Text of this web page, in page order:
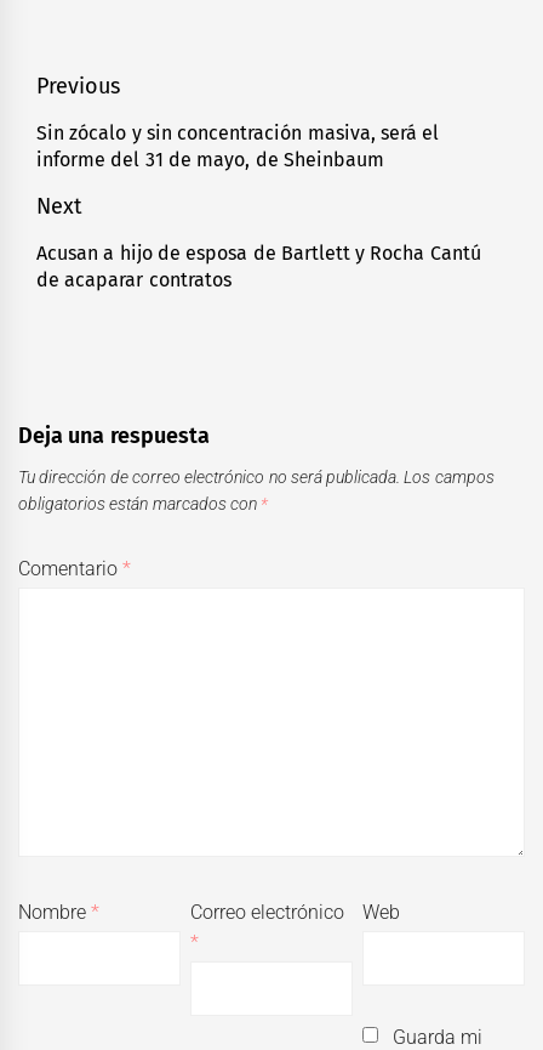
Navegación
de
entradas
Previous
Previous
post:
Sin zócalo y sin concentración masiva, será el
informe del 31 de mayo, de Sheinbaum
Next
Next
post:
Acusan a hijo de esposa de Bartlett y Rocha Cantú
de acaparar contratos
Deja una respuesta
Tu dirección de correo electrónico no será publicada. Los campos
obligatorios están marcados con *
Comentario*
Nombre*
Correo electrónico
*
Web
Guarda mi